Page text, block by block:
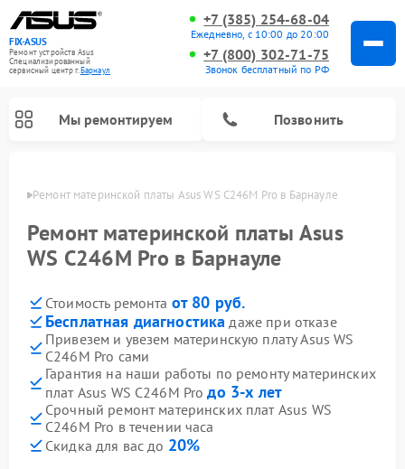
FIX-ASUS
Ремонт устройств Asus
Специализированный
cервисный центр г.Барнаул
+7 (385) 254-68-04
Ежедневно, с 10:00 до 20:00
+7 (800) 302-71-75
Звонок бесплатный по РФ
Мы ремонтируем Позвонить
Ремонт материнской платы Asus WS C246M Pro в Барнауле
Ремонт материнской платы Asus
WS C246M Pro в Барнауле
Стоимость ремонта от 80 руб.
Бесплатная диагностика даже при отказе
Привезем и увезем материнскую плату Asus WS
C246M Pro сами
Гарантия на наши работы по ремонту материнских
плат Asus WS C246M Proдо 3-х лет
Срочный ремонт материнских плат Asus WS
C246M Pro в течении часа
Скидка для вас до 20%